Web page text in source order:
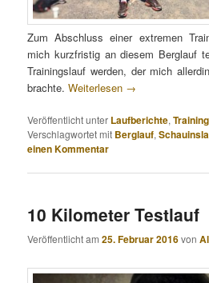
Zum Abschluss einer extremen
mich kurzfristig an diesem Berglauf
Trainingslauf werden, der mich
brachte.Weiterlesen →
Veröffentlicht unter Laufberichte,Training
Verschlagwortet mit Berglauf,
einen Kommentar
10 Kilometer Testlauf
Veröffentlicht am25. Februar 2016von